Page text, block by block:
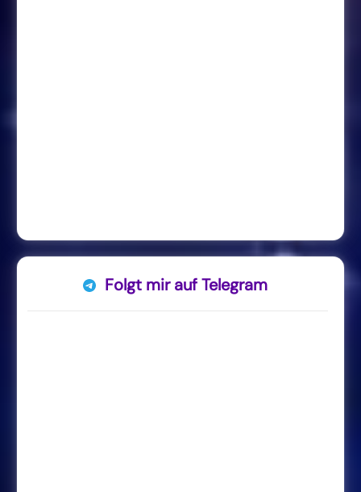
Folgt mir auf Telegram